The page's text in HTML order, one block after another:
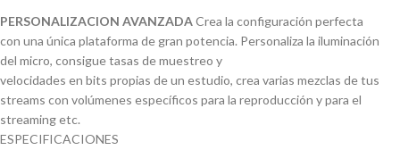
PERSONALIZACION AVANZADACrea la configuración perfecta
con una única plataforma de gran potencia. Personaliza la iluminación
del micro, consigue tasas de muestreo y
velocidades en bits propias de un estudio, crea varias mezclas de tus
streams con volúmenes específicos para la reproducción y para el
streaming etc.
ESPECIFICACIONES